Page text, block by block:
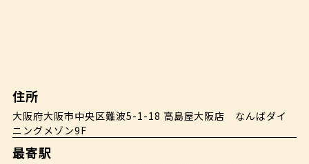
住所
大阪府大阪市中央区難波5-1-18 高島屋大阪店 なんばダイ
ニングメゾン9F
最寄駅